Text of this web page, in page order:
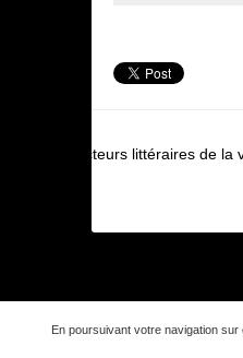
Acteurs littéraires de la
En poursuivant votre navigation sur